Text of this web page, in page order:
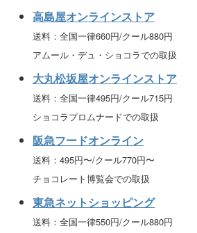
高島屋オンラインストア
送料：全国一律660円/クール880円
アムール・デュ・ショコラでの取扱
大丸松坂屋オンラインストア
送料：全国一律495円/クール715円
ショコラプロムナードでの取扱
阪急フードオンライン
送料：495円〜/クール770円〜
チョコレート博覧会での取扱
東急ネットショッピング
送料：全国一律550円/クール880円